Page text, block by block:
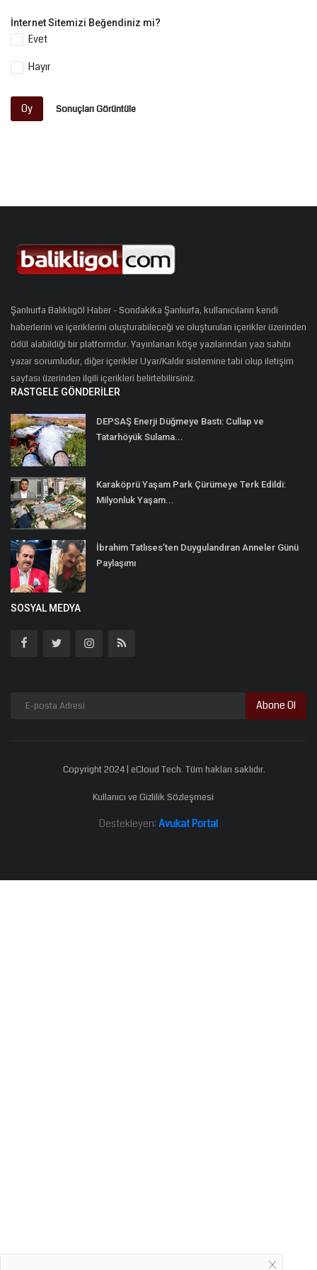
İnternet Sitemizi Beğendiniz mi?
Evet
Hayır
Oy Sonuçları Görüntüle
Şanlıurfa Balıklıgöl Haber - Sondakika Şanlıurfa, kullanıcıların kendi
haberlerini ve içeriklerini oluşturabileceği ve oluşturulan içerikler üzerinden
ödül alabildiği bir platformdur. Yayınlanan köşe yazılarından yazı sahibi
yazar sorumludur, diğer içerikler Uyar/Kaldır sistemine tabi olup iletişim
sayfası üzerinden ilgili içerikleri belirtebilirsiniz.
RASTGELE GÖNDERILER
DEPSAŞ Enerji Düğmeye Bastı: Cullap ve
Tatarhöyük Sulama...
Karaköprü Yaşam Park Çürümeye Terk Edildi:
Milyonluk Yaşam...
İbrahim Tatlıses’ten Duygulandıran Anneler Günü
Paylaşımı
SOSYAL MEDYA
Abone Ol
Copyright 2024 | eCloud Tech. Tüm hakları saklıdır.
Kullanıcı ve Gizlilik Sözleşmesi
Destekleyen: Avukat Portal